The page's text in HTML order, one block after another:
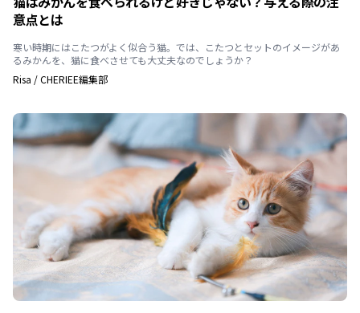
意点とは
寒い時期にはこたつがよく似合う猫。では、こたつとセットのイメージがあ
るみかんを、猫に食べさせても大丈夫なのでしょうか？
Risa /CHERIEE編集部